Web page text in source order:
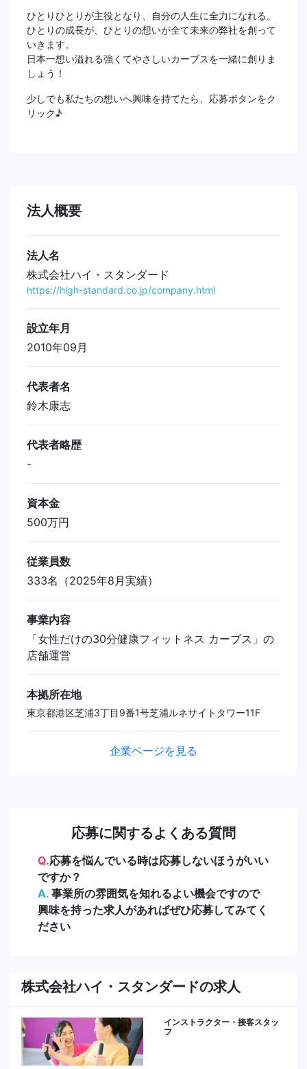
ひとりひとりが主役となり、自分の人生に全力になれる。
ひとりの成長が、ひとりの想いが全て未来の弊社を創って
いきます。
日本一想い溢れる強くてやさしいカーブスを一緒に創りま
しょう！
少しでも私たちの想いへ興味を持てたら、応募ボタンをク
リック♪
法人概要
法人名
株式会社ハイ・スタンダード
https://high-standard.co.jp/company.html
設立年月
2010年09月
代表者名
鈴木康志
代表者略歴
-
資本金
500万円
従業員数
333名（2025年8月実績）
事業内容
「女性だけの30分健康フィットネス カーブス」の
店舗運営
本拠所在地
東京都港区芝浦3丁目9番1号芝浦ルネサイトタワー11F
企業ページを見る
応募に関するよくある質問
Q.応募を悩んでいる時は応募しないほうがいい
ですか？
A. 事業所の雰囲気を知れるよい機会ですので
興味を持った求人があればぜひ応募してみてく
ださい
株式会社ハイ・スタンダードの求人
インストラクター・接客スタッ
フ